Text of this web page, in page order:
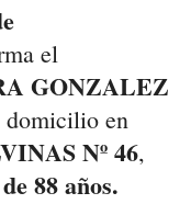
el
GONZALEZ
domicilio en
Nº 46,
88 años.